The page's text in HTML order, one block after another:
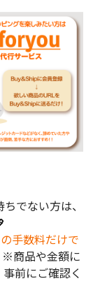
でない方は、
手数料だけで
※商品や金額に
前にご確認く